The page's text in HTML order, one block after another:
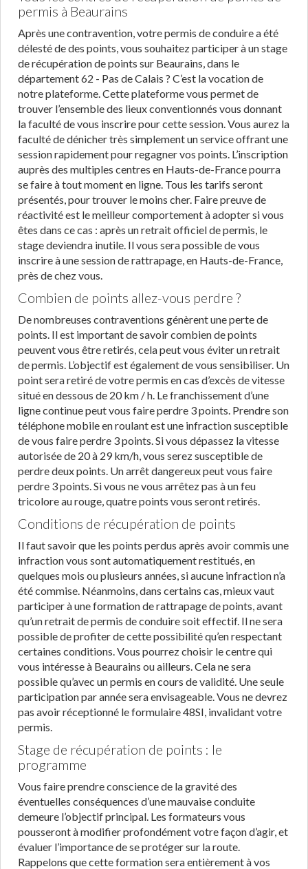
permis à Beaurains
Après une contravention, votre permis de conduire a été
délesté de des points, vous souhaitez participer à un stage
de récupération de points sur Beaurains, dans le
département 62 - Pas de Calais ? C’est la vocation de
notre plateforme. Cette plateforme vous permet de
trouver l’ensemble des lieux conventionnés vous donnant
la faculté de vous inscrire pour cette session. Vous aurez la
faculté de dénicher très simplement un service offrant une
session rapidement pour regagner vos points. L’inscription
auprès des multiples centres en Hauts-de-France pourra
se faire à tout moment en ligne. Tous les tarifs seront
présentés, pour trouver le moins cher. Faire preuve de
réactivité est le meilleur comportement à adopter si vous
êtes dans ce cas : après un retrait officiel de permis, le
stage deviendra inutile. Il vous sera possible de vous
inscrire à une session de rattrapage, en Hauts-de-France,
près de chez vous.
Combien de points allez-vous perdre ?
De nombreuses contraventions génèrent une perte de
points. Il est important de savoir combien de points
peuvent vous être retirés, cela peut vous éviter un retrait
de permis. L’objectif est également de vous sensibiliser. Un
point sera retiré de votre permis en cas d’excès de vitesse
situé en dessous de 20 km / h. Le franchissement d’une
ligne continue peut vous faire perdre 3 points. Prendre son
téléphone mobile en roulant est une infraction susceptible
de vous faire perdre 3 points. Si vous dépassez la vitesse
autorisée de 20 à 29 km/h, vous serez susceptible de
perdre deux points. Un arrêt dangereux peut vous faire
perdre 3 points. Si vous ne vous arrêtez pas à un feu
tricolore au rouge, quatre points vous seront retirés.
Conditions de récupération de points
Il faut savoir que les points perdus après avoir commis une
infraction vous sont automatiquement restitués, en
quelques mois ou plusieurs années, si aucune infraction n’a
été commise. Néanmoins, dans certains cas, mieux vaut
participer à une formation de rattrapage de points, avant
qu’un retrait de permis de conduire soit effectif. Il ne sera
possible de profiter de cette possibilité qu’en respectant
certaines conditions. Vous pourrez choisir le centre qui
vous intéresse à Beaurains ou ailleurs. Cela ne sera
possible qu’avec un permis en cours de validité. Une seule
participation par année sera envisageable. Vous ne devrez
pas avoir réceptionné le formulaire 48SI, invalidant votre
permis.
Stage de récupération de points : le
programme
Vous faire prendre conscience de la gravité des
éventuelles conséquences d’une mauvaise conduite
demeure l’objectif principal. Les formateurs vous
pousseront à modifier profondément votre façon d’agir, et
évaluer l’importance de se protéger sur la route.
Rappelons que cette formation sera entièrement à vos